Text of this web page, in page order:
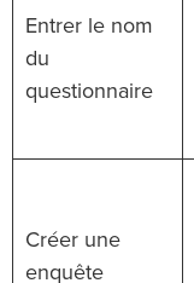
Entrer le nom
du
questionnaire
Créer une
enquête